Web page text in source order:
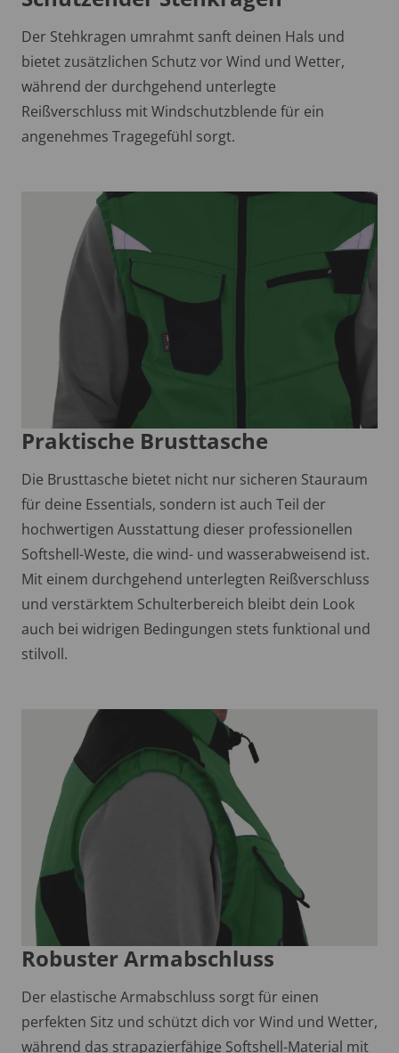
Der Stehkragen umrahmt sanft deinen Hals und
bietet zusätzlichen Schutz vor Wind und Wetter,
während der durchgehend unterlegte
Reißverschluss mit Windschutzblende für ein
angenehmes Tragegefühl sorgt.
Praktische Brusttasche
Die Brusttasche bietet nicht nur sicheren Stauraum
für deine Essentials, sondern ist auch Teil der
hochwertigen Ausstattung dieser professionellen
Softshell-Weste, die wind- und wasserabweisend ist.
Mit einem durchgehend unterlegten Reißverschluss
und verstärktem Schulterbereich bleibt dein Look
auch bei widrigen Bedingungen stets funktional und
stilvoll.
Robuster Armabschluss
Der elastische Armabschluss sorgt für einen
perfekten Sitz und schützt dich vor Wind und Wetter,
während das strapazierfähige Softshell-Material mit